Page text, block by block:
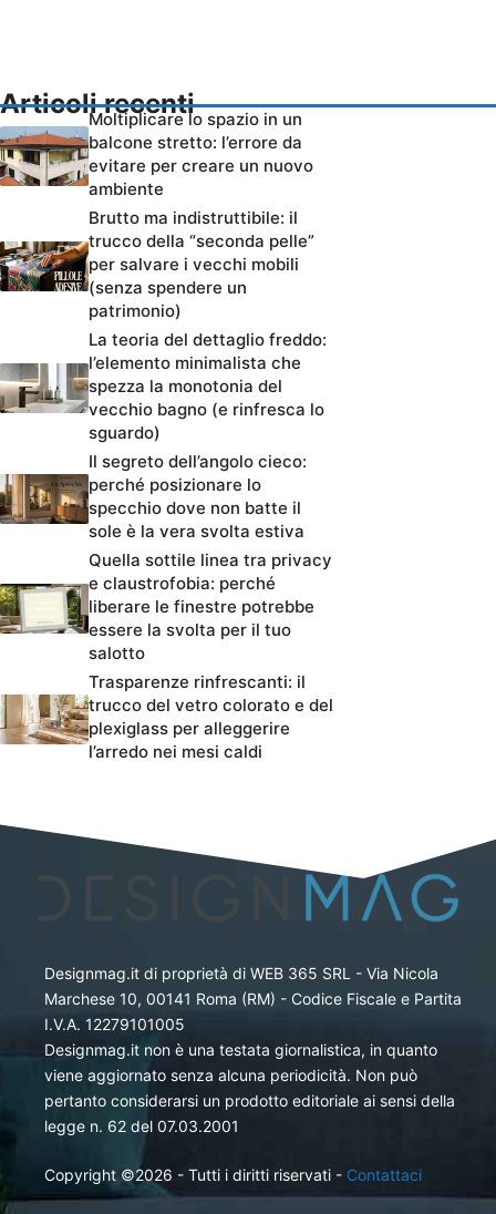
Articoli recenti
Moltiplicare lo spazio in un
balcone stretto: l’errore da
evitare per creare un nuovo
ambiente
Brutto ma indistruttibile: il
trucco della “seconda pelle”
per salvare i vecchi mobili
(senza spendere un
patrimonio)
La teoria del dettaglio freddo:
l’elemento minimalista che
spezza la monotonia del
vecchio bagno (e rinfresca lo
sguardo)
Il segreto dell’angolo cieco:
perché posizionare lo
specchio dove non batte il
sole è la vera svolta estiva
Quella sottile linea tra privacy
e claustrofobia: perché
liberare le finestre potrebbe
essere la svolta per il tuo
salotto
Trasparenze rinfrescanti: il
trucco del vetro colorato e del
plexiglass per alleggerire
l’arredo nei mesi caldi
Designmag.it di proprietà di WEB 365 SRL - Via Nicola
Marchese 10, 00141 Roma (RM) - Codice Fiscale e Partita
I.V.A. 12279101005
Designmag.it non è una testata giornalistica, in quanto
viene aggiornato senza alcuna periodicità. Non può
pertanto considerarsi un prodotto editoriale ai sensi della
legge n. 62 del 07.03.2001
Copyright ©2026 - Tutti i diritti riservati - Contattaci